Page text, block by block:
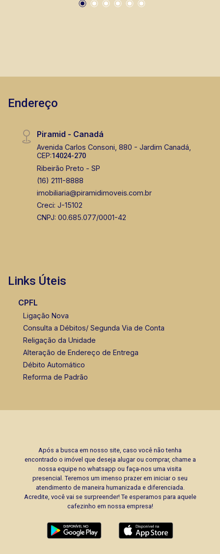
agendar uma visita? A Piramid tem como
Endereço
Piramid - Canadá
Avenida Carlos Consoni, 880 - Jardim Canadá,
CEP:14024-270
Ribeirão Preto - SP
(16) 2111-8888
imobiliaria@piramidimoveis.com.br
Creci: J-15102
CNPJ: 00.685.077/0001-42
Links Úteis
CPFL
Ligação Nova
Consulta a Débitos/ Segunda Via de Conta
Religação da Unidade
Alteração de Endereço de Entrega
Débito Automático
Reforma de Padrão
Após a busca em nosso site, caso você não tenha
encontrado o imóvel que deseja alugar ou comprar, chame a
nossa equipe no whatsapp ou faça-nos uma visita
presencial. Teremos um imenso prazer em iniciar o seu
atendimento de maneira humanizada e diferenciada.
Acredite, você vai se surpreender! Te esperamos para aquele
cafezinho em nossa empresa!